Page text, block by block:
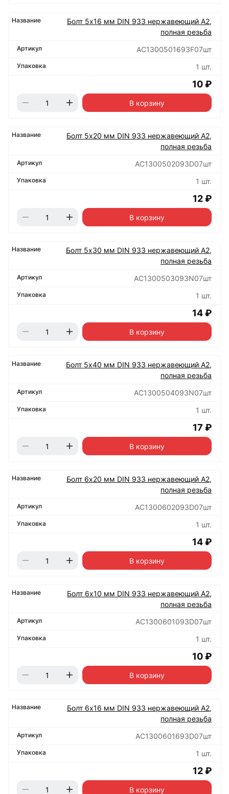
Болт 5х16 мм DIN 933 нержавеющий А2,
полная резьба
АС1300501693F07шт
1 шт.
10 ₽
В корзину
Болт 5х20 мм DIN 933 нержавеющий А2,
полная резьба
АС1300502093D07шт
1 шт.
12 ₽
В корзину
Болт 5х30 мм DIN 933 нержавеющий А2,
полная резьба
АС1300503093N07шт
1 шт.
14 ₽
В корзину
Болт 5х40 мм DIN 933 нержавеющий А2,
полная резьба
АС1300504093N07шт
1 шт.
17 ₽
В корзину
Болт 6х20 мм DIN 933 нержавеющий А2,
полная резьба
АС1300602093D07шт
1 шт.
14 ₽
В корзину
Болт 6х10 мм DIN 933 нержавеющий А2,
полная резьба
АС1300601093D07шт
1 шт.
10 ₽
В корзину
Болт 6х16 мм DIN 933 нержавеющий А2,
полная резьба
АС1300601693D07шт
1 шт.
12 ₽
В корзину